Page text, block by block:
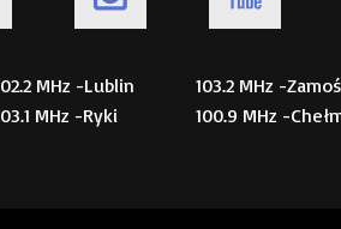
MHz -Lublin
MHz -Ryki
103.2 MHz -
100.9 MHz -